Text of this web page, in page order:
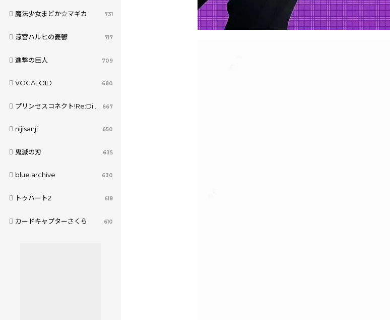
魔法少女まどか☆マギカ 731
涼宮ハルヒの憂鬱 717
進撃の巨人 709
VOCALOID 680
プリンセスコネクト!Re:Dive 667
nijisanji 650
鬼滅の刃 635
blue archive 630
トゥハート2 618
カードキャプターさくら 610